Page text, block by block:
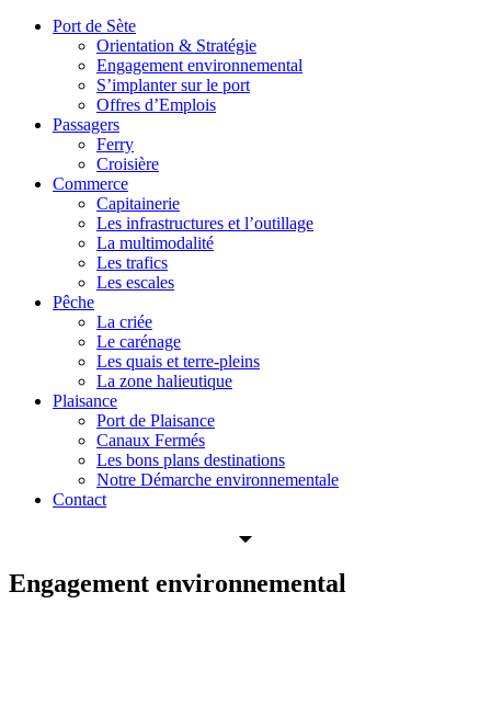
Port de Sète
Orientation & Stratégie
Engagement environnemental
S’implanter sur le port
Offres d’Emplois
Passagers
Ferry
Croisière
Commerce
Capitainerie
Les infrastructures et l’outillage
La multimodalité
Les trafics
Les escales
Pêche
La criée
Le carénage
Les quais et terre-pleins
La zone halieutique
Plaisance
Port de Plaisance
Canaux Fermés
Les bons plans destinations
Notre Démarche environnementale
Contact
Engagement environnemental